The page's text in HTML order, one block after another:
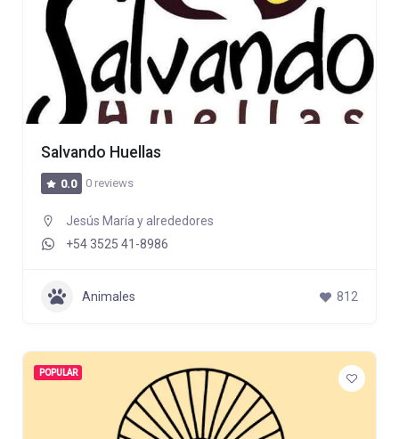
Salvando Huellas
0.0 0 reviews
Jesús María y alrededores
+54 3525 41-8986
Animales 812
POPULAR